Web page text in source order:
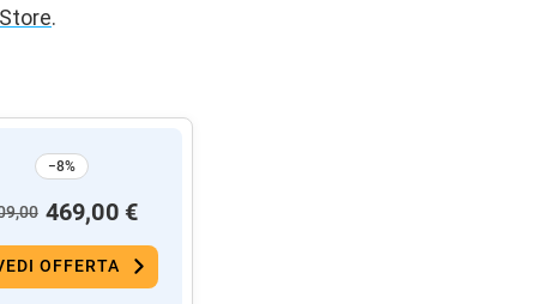
.
−8%
469,00 €
OFFERTA